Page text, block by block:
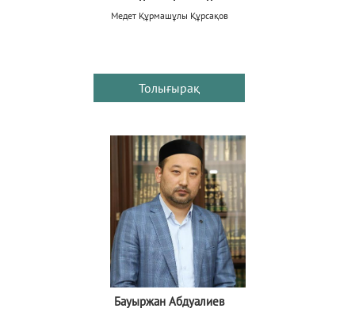
Медет Құрмашұлы Құрсақов
Толығырақ
Бауыржан Абдуалиев